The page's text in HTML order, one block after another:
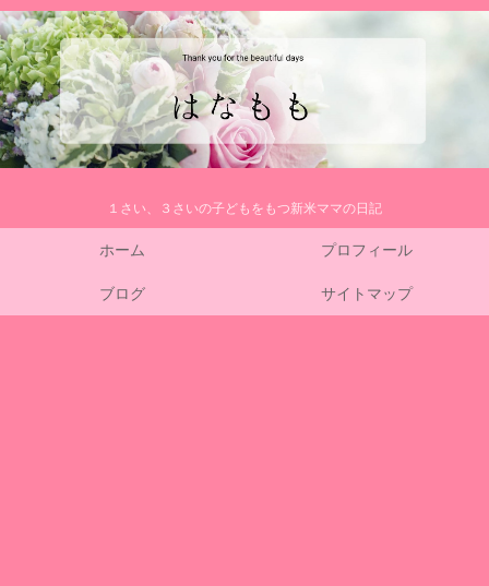
１さい、３さいの子どもをもつ新米ママの日記
ホーム プロフィール
ブログ サイトマップ